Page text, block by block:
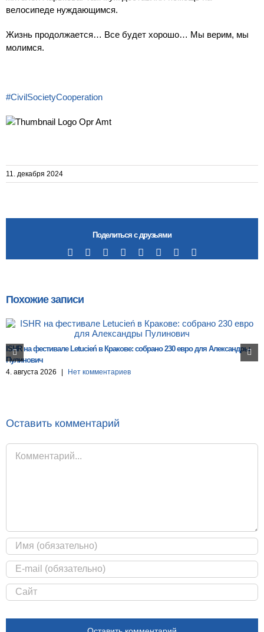
велосипеде нуждающимся.
Жизнь продолжается… Все будет хорошо… Мы верим, мы
молимся.
#CivilSocietyCooperation
11. декабря 2024
Поделиться с друзьями
Facebook RedditLinkedIn
TumblrPinterest
Похожие записи
ISHR на фестивале Letucień в Кракове: собрано 230 евро для Александры
Пулинович
4. августа 2026 Нет комментариев
Оставить комментарий
Комментарий